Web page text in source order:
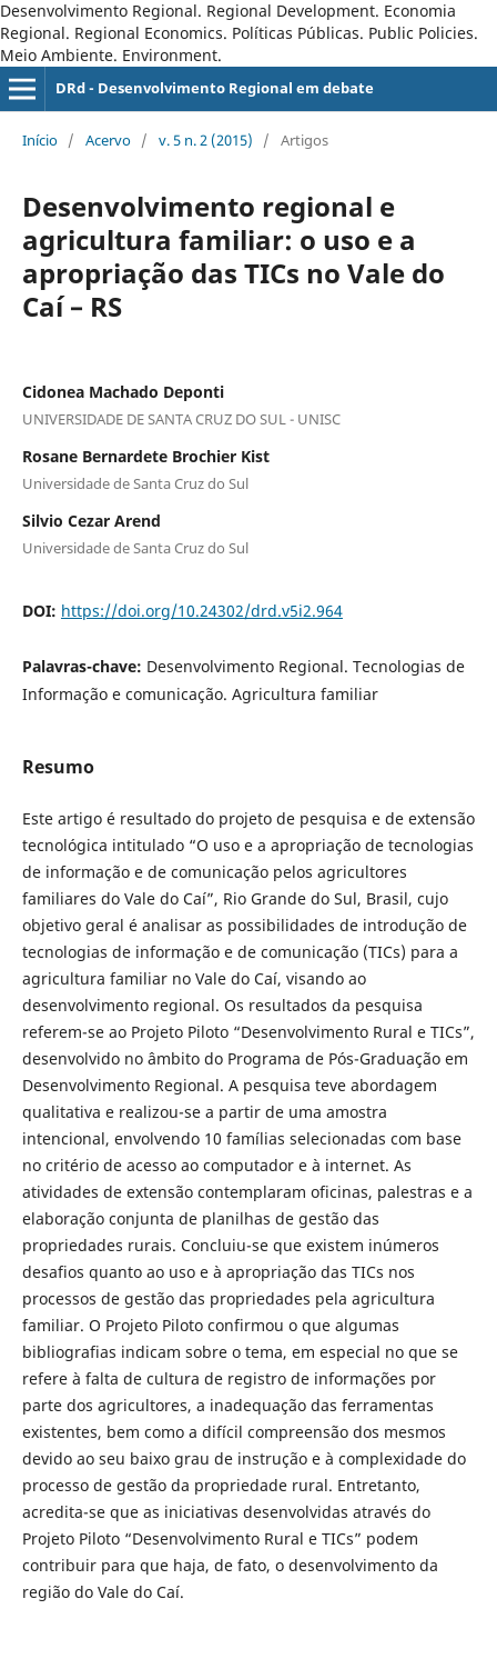
Desenvolvimento Regional. Regional Development. Economia
Regional. Regional Economics. Políticas Públicas. Public Policies.
Meio Ambiente. Environment.
DRd - Desenvolvimento Regional em debate
Início / Acervo / v. 5 n. 2 (2015) / Artigos
Desenvolvimento regional e
agricultura familiar: o uso e a
apropriação das TICs no Vale do
Caí – RS
Cidonea Machado Deponti
UNIVERSIDADE DE SANTA CRUZ DO SUL - UNISC
Rosane Bernardete Brochier Kist
Universidade de Santa Cruz do Sul
Silvio Cezar Arend
Universidade de Santa Cruz do Sul
DOI: https://doi.org/10.24302/drd.v5i2.964
Palavras-chave: Desenvolvimento Regional. Tecnologias de
Informação e comunicação. Agricultura familiar
Resumo
Este artigo é resultado do projeto de pesquisa e de extensão
tecnológica intitulado “O uso e a apropriação de tecnologias
de informação e de comunicação pelos agricultores
familiares do Vale do Caí”, Rio Grande do Sul, Brasil, cujo
objetivo geral é analisar as possibilidades de introdução de
tecnologias de informação e de comunicação (TICs) para a
agricultura familiar no Vale do Caí, visando ao
desenvolvimento regional. Os resultados da pesquisa
referem-se ao Projeto Piloto “Desenvolvimento Rural e TICs”,
desenvolvido no âmbito do Programa de Pós-Graduação em
Desenvolvimento Regional. A pesquisa teve abordagem
qualitativa e realizou-se a partir de uma amostra
intencional, envolvendo 10 famílias selecionadas com base
no critério de acesso ao computador e à internet. As
atividades de extensão contemplaram oficinas, palestras e a
elaboração conjunta de planilhas de gestão das
propriedades rurais. Concluiu-se que existem inúmeros
desafios quanto ao uso e à apropriação das TICs nos
processos de gestão das propriedades pela agricultura
familiar. O Projeto Piloto confirmou o que algumas
bibliografias indicam sobre o tema, em especial no que se
refere à falta de cultura de registro de informações por
parte dos agricultores, a inadequação das ferramentas
existentes, bem como a difícil compreensão dos mesmos
devido ao seu baixo grau de instrução e à complexidade do
processo de gestão da propriedade rural. Entretanto,
acredita-se que as iniciativas desenvolvidas através do
Projeto Piloto “Desenvolvimento Rural e TICs” podem
contribuir para que haja, de fato, o desenvolvimento da
região do Vale do Caí.